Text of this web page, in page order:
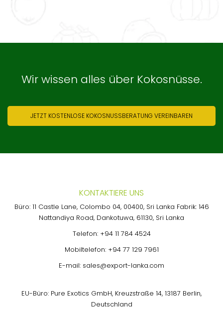
Wir wissen alles über Kokosnüsse.
JETZT KOSTENLOSE KOKOSNUSSBERATUNG VEREINBAREN
KONTAKTIERE UNS
Büro: 11 Castle Lane, Colombo 04, 00400, Sri Lanka Fabrik: 146
Nattandiya Road, Dankotuwa, 61130, Sri Lanka
Telefon: +94 11 784 4524
Mobiltelefon: +94 77 129 7961
E-mail: sales@export-lanka.com
EU-Büro: Pure Exotics GmbH, Kreuzstraße 14, 13187 Berlin,
Deutschland